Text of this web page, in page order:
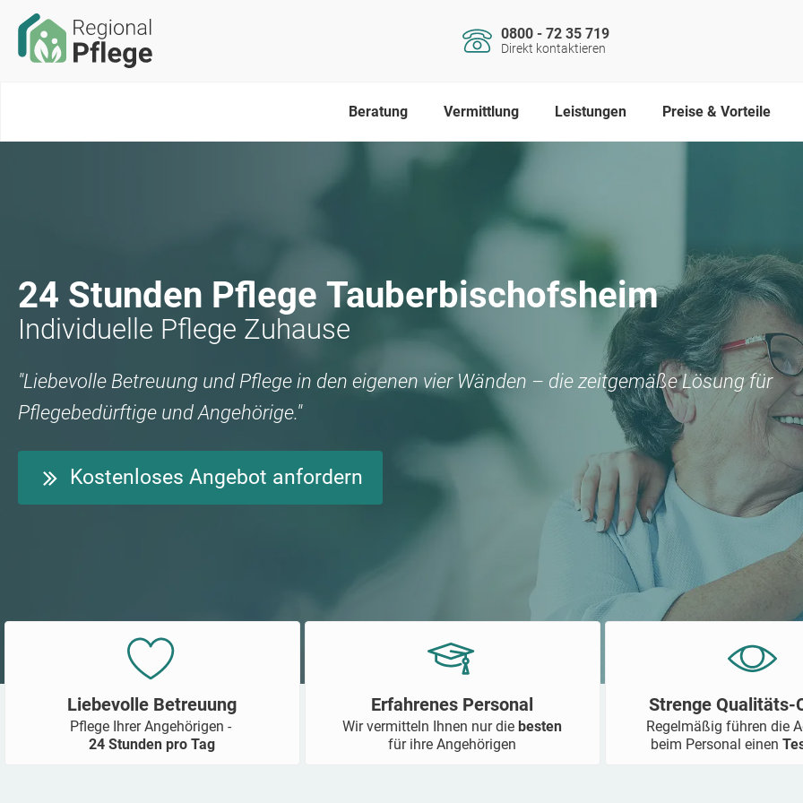
0800 - 72 35 719
Direkt kontaktieren
Beratung Vermittlung Leistungen Preise & Vorteile
24 Stunden Pflege Tauberbischofsheim
Individuelle Pflege Zuhause
"Liebevolle Betreuung und Pflege in den eigenen vier Wänden – die zeitgemäße Lösung für
Pflegebedürftige und Angehörige."
Kostenloses Angebot anfordern
Liebevolle Betreuung
Pflege Ihrer Angehörigen -
24 Stunden pro Tag
Erfahrenes Personal
Wir vermitteln Ihnen nur diebesten
für ihre Angehörigen
Strenge Qualitäts-
Regelmäßig führen die
beim Personal einen